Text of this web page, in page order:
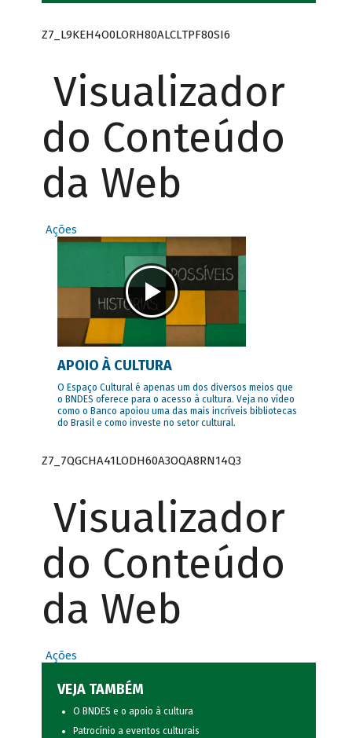
Z7_L9KEH4O0LORH80ALCLTPF80SI6
Visualizador
do Conteúdo
da Web
Ações
APOIO À CULTURA
O Espaço Cultural é apenas um dos diversos meios que
o BNDES oferece para o acesso à cultura. Veja no vídeo
como o Banco apoiou uma das mais incríveis bibliotecas
do Brasil e como investe no setor cultural.
Z7_7QGCHA41LODH60A3OQA8RN14Q3
Visualizador
do Conteúdo
da Web
Ações
VEJA TAMBÉM
O BNDES e o apoio à cultura
Patrocínio a eventos culturais